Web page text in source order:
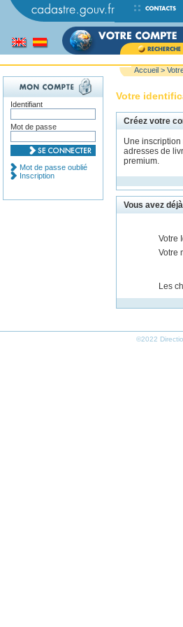
Accueil >
Votre
Créez votre
Une
adresses de
premium.
Vous avez
Votre
Votre
Les
Identifiant
Mot de passe
Mot de passe oublié
Inscription
©2022